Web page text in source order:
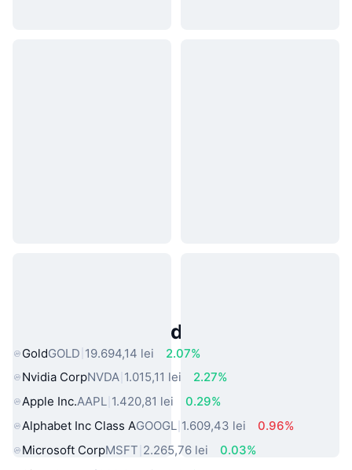
Active Populare din Lumea Reală
GoldGOLD 19.694,14 lei
2.07%
Nvidia CorpNVDA 1.015,11 lei
2.27%
Apple Inc.AAPL 1.420,81 lei
0.29%
Alphabet Inc Class AGOOGL 1.609,43 lei
0.96%
Microsoft CorpMSFT 2.265,76 lei
0.03%